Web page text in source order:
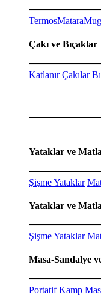
TermosMataraMug
Çakı ve Bıçaklar
Katlanır Çakılar
Yataklar ve
Şişme Yataklar
Yataklar ve
Şişme Yataklar
Masa-Sandalye
Portatif Kamp